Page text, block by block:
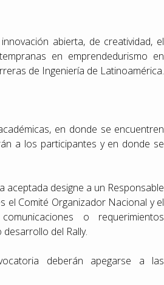
abierta, de creatividad, el
en emprendedurismo en
de Ingeniería de Latinoamérica.
en donde se encuentren
a los participantes y en donde se
aceptada designe a un Responsable
el Comité Organizador Nacional y el
o requerimientos
del Rally.
deberán apegarse a las